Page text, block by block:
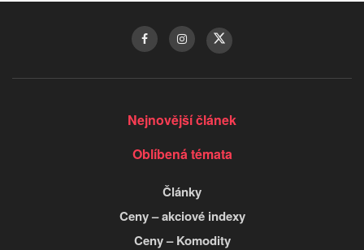
Nejnovější článek
Oblíbená témata
Články
Ceny – akciové indexy
Ceny – Komodity